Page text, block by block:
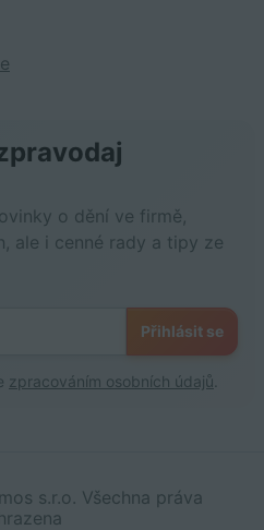
o dění ve firmě,
ale i cenné rady a tipy ze
Přihlásit se
zpracováním osobních údajů
s.r.o. Všechna práva